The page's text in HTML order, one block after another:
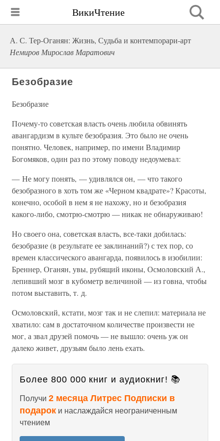
ВикиЧтение
А. С. Тер-Оганян: Жизнь, Судьба и контемпорари-арт
Немиров Мирослав Маратович
Безобразие
Безобразие
Почему-то советская власть очень любила обвинять
авангардизм в культе безобразия. Это было не очень
понятно. Человек, например, по имени Владимир
Богомяков, один раз по этому поводу недоумевал:
— Не могу понять, — удивлялся он, — что такого
безобразного в хоть том же «Черном квадрате»? Красоты,
конечно, особой в нем я не нахожу, но и безобразия
какого-либо, смотрю-смотрю — никак не обнаруживаю!
Но своего она, советская власть, все-таки добилась:
безобразие (в результате ее заклинаний?) с тех пор, со
времен классического авангарда, появилось в изобилии:
Бреннер, Оганян, увы, рубящий иконы, Осмоловский А.,
лепивший мозг в кубометр величиной — из говна, чтобы
потом выставить, т. д.
Осмоловский, кстати, мозг так и не слепил: материала не
хватило: сам в достаточном количестве произвести не
мог, а звал друзей помочь — не вышло: очень уж он
далеко живет, друзьям было лень ехать.
Более 800 000 книг и аудиокниг! 📚
Получи 2 месяца Литрес Подписки в
подарок и наслаждайся неограниченным
чтением